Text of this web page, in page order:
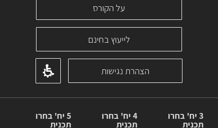
על הקורס
לייעוץ בחינם
הצהרת נגישות
3 יח' בחרו
תכנית
4 יח' בחרו
תכנית
5 יח' בחרו
תכנית